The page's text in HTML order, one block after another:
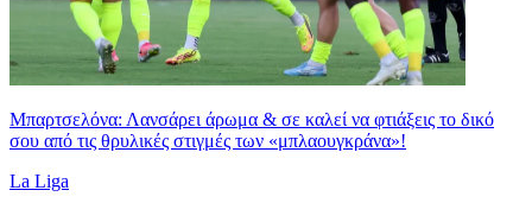
Μπαρτσελόνα: Λανσάρει άρωμα & σε καλεί να φτιάξεις το δικό
σου από τις θρυλικές στιγμές των «μπλαουγκράνα»!
La Liga